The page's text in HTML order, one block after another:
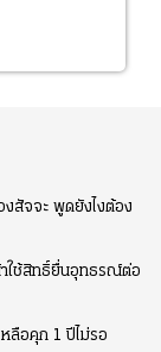
งสัจจะ พูดยังไงต้อง
ใช้สิทธิ์ยื่นอุทธรณ์ต่อ
ลือคุก 1 ปีไม่รอ